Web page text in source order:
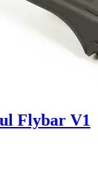
Flybar V1